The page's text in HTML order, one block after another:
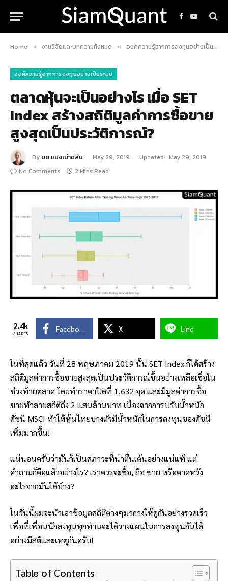
Facebook
YouTube
Home » งานวิจัยและบทความทั้งหมด » องค์ความรู้จากการลงทุนอย่างเป็นระบบ
องค์ความรู้จากการลงทุนอย่างเป็นระบบ
ตลาดหุ้นจะเป็นอย่างไร เมื่อ SET
Index สร้างสถิติมูลค่าการซื้อขาย
สูงสุดเป็นประวัติการณ์?
By มด แมงเม่าคลับ May 29, 2019 Updated: May 29, 2019
No Comments
2 Mins Read
2.4k
SHARES
Facebook X Line
ในที่สุดแล้ว วันที่ 28 พฤษภาคม 2019 นั้น SET Index ก็ได้สร้าง
สถิติมูลค่าการซื้อขายสูงสุดเป็นประวัติการณ์ขึ้นอย่างเหลือเชื่อใน
ช่วงท้ายตลาด โดยทำราคาปิดที่ 1,632 จุด และมีมูลค่าการซื้อ
ขายทำลายสถิติถึง 2 แสนล้านบาท เนื่องจากการปรับน้ำหนัก
ดัชนี MSCI ทำให้หุ้นไทยบางตัวมีน้ำหนักในการลงทุนของดัชนี
เพิ่มมากขึ้น!
แน่นอนครับว่ามันก็เป็นสภาวะที่น่าตื่นเต้นอย่างแน่แท้ แต่
คำถามก็คือแล้วอย่างไร? เราควรจะซื้อ, ถือ ขาย หรือคาดหวัง
อะไรจากมันได้บ้าง?
ในวันนี้ผมจะนำเอาข้อมูลสถิติต่างๆมากางให้ดูกันอย่างรวดเร็ว
เพื่อที่เพื่อนนักลงทุนทุกท่านจะได้วางแผนในการลงทุนกันได้
อย่างมีสติและเหตุกันครับ!
Table of Contents